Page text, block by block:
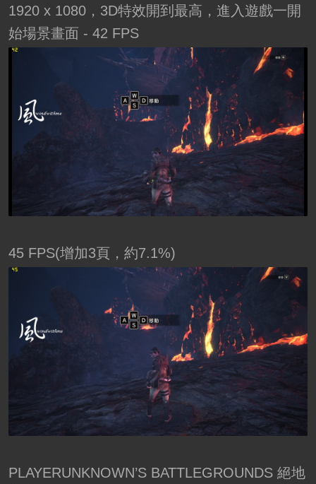
1920 x 1080，3D特效開到最高，進入遊戲一開
始場景畫面 - 42 FPS
45 FPS(增加3頁，約7.1%)
PLAYERUNKNOWN’S BATTLEGROUNDS 絕地